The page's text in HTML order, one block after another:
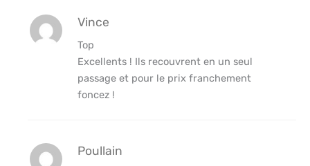
Vince
Top
Excellents ! Ils recouvrent en un seul
passage et pour le prix franchement
foncez !
Poullain